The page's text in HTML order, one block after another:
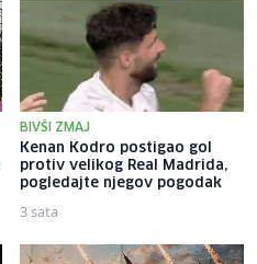
BIVŠI ZMAJ
Kenan Kodro postigao gol
protiv velikog Real Madrida,
pogledajte njegov pogodak
3 sata